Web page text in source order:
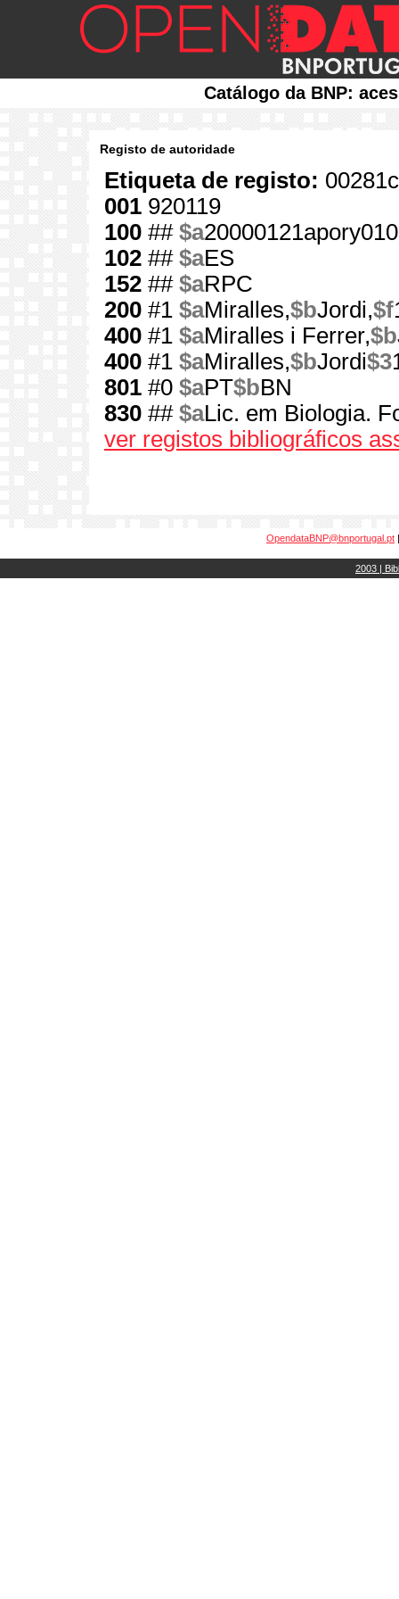
Catálogo da BNP:
Registo de autoridade
Etiqueta de registo:
001 920119
100 ## $a
102 ## $aES
152 ## $aRPC
200 #1 $aMiralles,$bJordi,$f
400 #1 $aMiralles i Ferrer,$b
400 #1 $aMiralles,$bJordi$3
801 #0 $aPT$bBN
830 ## $aLic. em Biologia.
ver registos bibliográficos
OpendataBNP@bnportugal.pt
2003 |